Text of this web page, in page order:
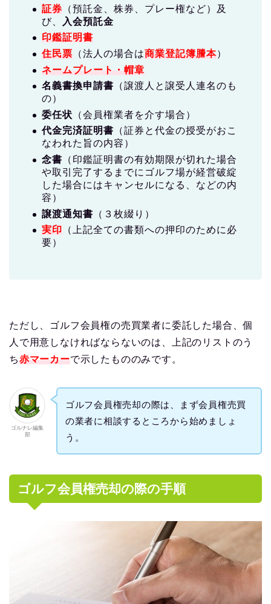
証券 （預託金、株券、プレー権など）及
び、
入会預託金
印鑑証明書
住民票 （法人の場合は商業登記簿謄本）
ネームプレート・帽章
名義書換申請書 （譲渡人と譲受人連名のも
の）
委任状 （会員権業者を介す場合）
代金完済証明書 （証券と代金の授受がおこ
なわれた旨の内容）
念書 （印鑑証明書の有効期限が切れた場合
や取引完了するまでにゴルフ場が経営破綻
した場合にはキャンセルになる、などの内
容）
譲渡通知書 （３枚綴り）
実印 （上記全ての書類への押印のために必
要）
ただし、ゴルフ会員権の売買業者に委託した場合、個
人で用意しなければならないのは、上記のリストのう
ち赤マーカーで示したもののみです。
ゴルナレ編集
部
ゴルフ会員権売却の際は、まず会員権売買
の業者に相談するところから始めましょ
う。
ゴルフ会員権売却の際の手順